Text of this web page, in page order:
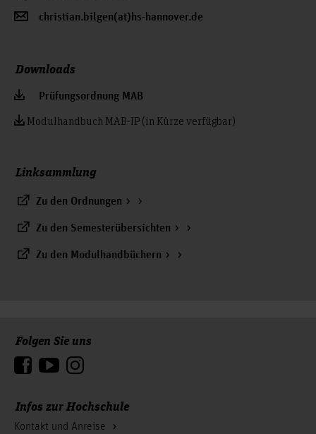
christian.bilgen(at)hs-hannover.de
Downloads
Prüfungsordnung MAB
Modulhandbuch MAB-IP (in Kürze verfügbar)
Linksammlung
Zu den Ordnungen
Zu den Semesterübersichten
Zu den Modulhandbüchern
Infos zur Hochschule
Kontakt und Anreise
Folgen Sie uns